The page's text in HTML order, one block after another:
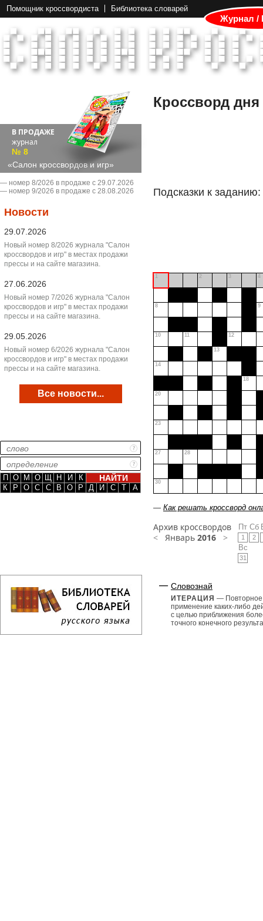
Помощник кроссвордиста Библиотека словарей
Журнал /
В ПРОДАЖЕ
журнал
№ 8
«Салон кроссвордов и игр»
― номер 8/2026 в продаже с 29.07.2026
― номер 9/2026 в продаже с 28.08.2026
Новости
29.07.2026
Новый номер 8/2026 журнала "Салон
кроссвордов и игр" в местах продажи
прессы и на сайте магазина.
27.06.2026
Новый номер 7/2026 журнала "Салон
кроссвордов и игр" в местах продажи
прессы и на сайте магазина.
29.05.2026
Новый номер 6/2026 журнала "Салон
кроссвордов и игр" в местах продажи
прессы и на сайте магазина.
Все новости...
П О М О Щ Н И
К
К
Р О С С В О Р Д И С Т А
Кроссворд дня
Подсказки к заданию:
1 2 3 4
8 9
10 11 12
13
14
18
20
23
27 28
30
— Как решать кроссворд
Архив кроссвордов
< Январь 2016 >
Пт
1
Сб
2
Вс
31
Словознай
ИТЕРАЦИЯ — Повторное
применение каких-либо
с целью приближения
точного конечного